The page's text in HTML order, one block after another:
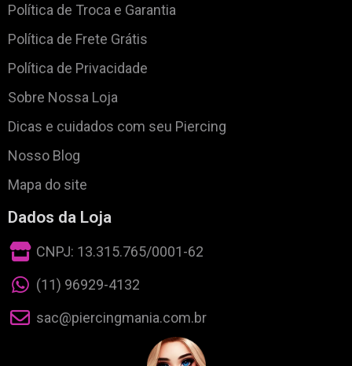
Política de Troca e Garantia
Política de Frete Grátis
Política de Privacidade
Sobre Nossa Loja
Dicas e cuidados com seu Piercing
Nosso Blog
Mapa do site
Dados da Loja
CNPJ: 13.315.765/0001-62
(11) 96929-4132
sac@piercingmania.com.br